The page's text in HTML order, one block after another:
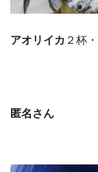
アオリイカ ２杯・
匿名さん